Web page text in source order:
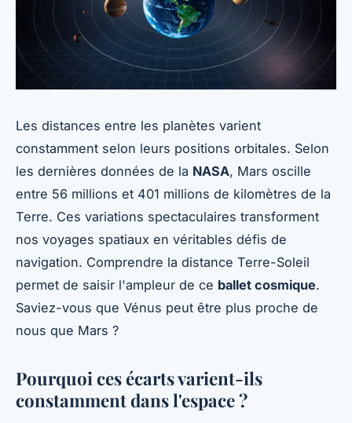
Les distances entre les planètes varient
constamment selon leurs positions orbitales. Selon
les dernières données de la NASA, Mars oscille
entre 56 millions et 401 millions de kilomètres de la
Terre. Ces variations spectaculaires transforment
nos voyages spatiaux en véritables défis de
navigation. Comprendre la distance Terre-Soleil
permet de saisir l'ampleur de ce ballet cosmique.
Saviez-vous que Vénus peut être plus proche de
nous que Mars ?
Pourquoi ces écarts varient-ils
constamment dans l'espace ?